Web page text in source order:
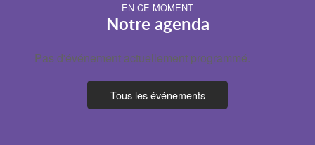
EN CE MOMENT
Notre agenda
Pas d'événement actuellement programmé.
Tous les événements